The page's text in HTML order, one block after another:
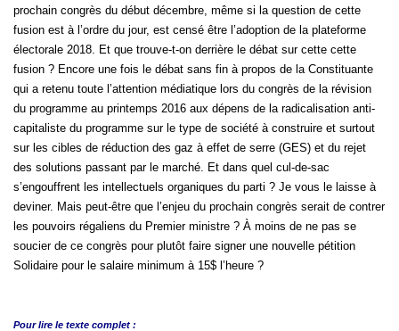
prochain congrès du début décembre, même si la question de cette
fusion est à l’ordre du jour, est censé être l’adoption de la plateforme
électorale 2018. Et que trouve-t-on derrière le débat sur cette cette
fusion ? Encore une fois le débat sans fin à propos de la Constituante
qui a retenu toute l’attention médiatique lors du congrès de la révision
du programme au printemps 2016 aux dépens de la radicalisation anti-
capitaliste du programme sur le type de société à construire et surtout
sur les cibles de réduction des gaz à effet de serre (GES) et du rejet
des solutions passant par le marché. Et dans quel cul-de-sac
s’engouffrent les intellectuels organiques du parti ? Je vous le laisse à
deviner. Mais peut-être que l’enjeu du prochain congrès serait de contrer
les pouvoirs régaliens du Premier ministre ? À moins de ne pas se
soucier de ce congrès pour plutôt faire signer une nouvelle pétition
Solidaire pour le salaire minimum à 15$ l’heure ?
Pour lire le texte complet :